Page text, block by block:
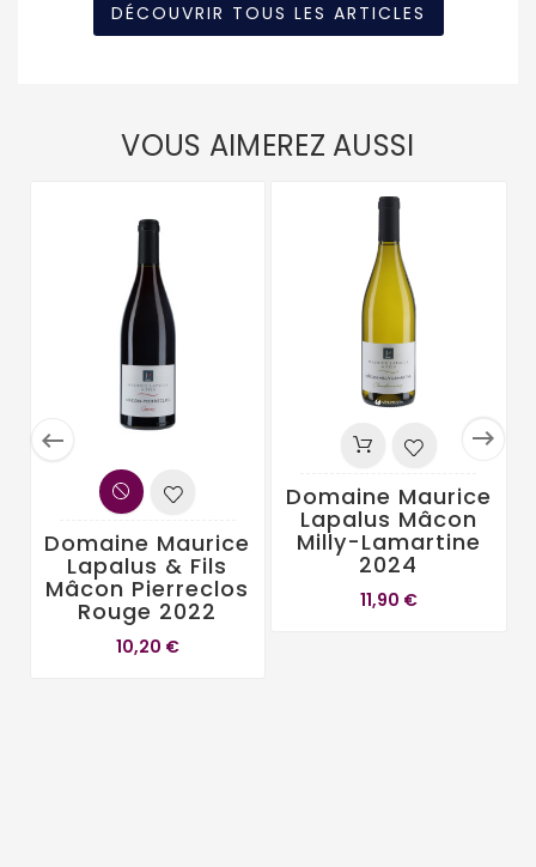
DÉCOUVRIR TOUS LES ARTICLES
VOUS AIMEREZ AUSSI
 
Domaine Maurice
Lapalus & Fils
Mâcon Pierreclos
Rouge 2022
10,20 €
Domaine Maurice
Lapalus Mâcon
Milly-Lamartine
2024
11,90 €